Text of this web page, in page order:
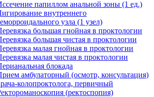
папиллом анальной зоны (1 ед.)
внутреннего
узла (1 узел)
большая гнойная в проктологии
большая чистая в проктологии
малая гнойная в проктологии
малая чистая в проктологии
блокада
амбулаторный (осмотр, консультация)
колопроктолога, первичный
(ректоспопия)